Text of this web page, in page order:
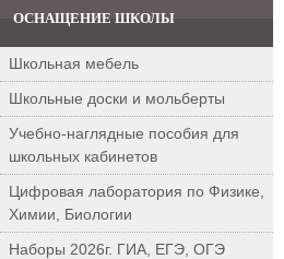
ОСНАЩЕНИЕ ШКОЛЫ
Школьная мебель
Школьные доски и мольберты
Учебно-наглядные пособия для
школьных кабинетов
Цифровая лаборатория по Физике,
Химии, Биологии
Наборы 2026г. ГИА, ЕГЭ, ОГЭ